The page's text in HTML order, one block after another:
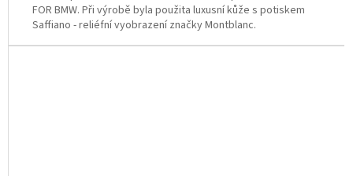
FOR BMW. Při výrobě byla použita luxusní kůže s potiskem
Saffiano - reliéfní vyobrazení značky Montblanc.